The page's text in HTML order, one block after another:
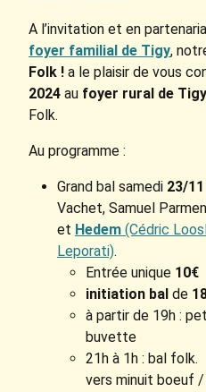
A l’invitation et en
foyer familial de Tigy,
Folk ! a le plaisir de vous
2024 au foyer rural de Tigy
Folk.
Au programme :
Grand bal samedi 23/11
Vachet, Samuel
et Hedem (Cédric
Leporati).
Entrée unique 10€
initiation bal de
à partir de 19h :
buvette
21h à 1h : bal folk.
vers minuit boeuf